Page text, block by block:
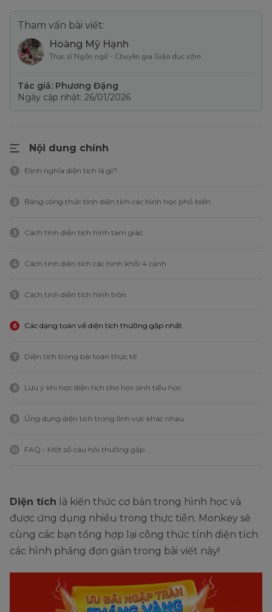
Tham vấn bài viết:
Hoàng Mỹ Hạnh
Thạc sĩ Ngôn ngữ - Chuyên gia Giáo dục sớm
Tác giả: Phương Đặng
Ngày cập nhật: 26/01/2026
Nội dung chính
1 Định nghĩa diện tích là gì?
2 Bảng công thức tính diện tích các hình học phổ biến
3 Cách tính diện tích hình tam giác
4 Cách tính diện tích các hình khối 4 cạnh
5 Cách tính diện tích hình tròn
6 Các dạng toán về diện tích thường gặp nhất
7 Diện tích trong bài toán thực tế
8 Lưu ý khi học diện tích cho học sinh tiểu học
9 Ứng dụng diện tích trong lĩnh vực khác nhau
10 FAQ - Một số câu hỏi thường gặp
Diện tích là kiến thức cơ bản trong hình học và
được ứng dụng nhiều trong thực tiễn. Monkey sẽ
cùng các bạn tổng hợp lại công thức tính diện tích
các hình phẳng đơn giản trong bài viết này!